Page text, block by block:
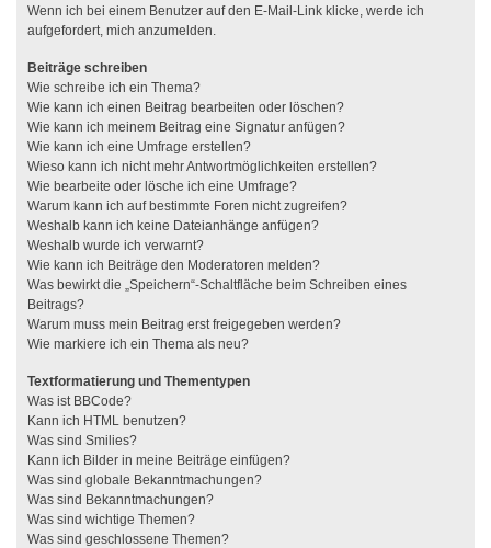
Wenn ich bei einem Benutzer auf den E-Mail-Link klicke, werde ich
aufgefordert, mich anzumelden.
Beiträge schreiben
Wie schreibe ich ein Thema?
Wie kann ich einen Beitrag bearbeiten oder löschen?
Wie kann ich meinem Beitrag eine Signatur anfügen?
Wie kann ich eine Umfrage erstellen?
Wieso kann ich nicht mehr Antwortmöglichkeiten erstellen?
Wie bearbeite oder lösche ich eine Umfrage?
Warum kann ich auf bestimmte Foren nicht zugreifen?
Weshalb kann ich keine Dateianhänge anfügen?
Weshalb wurde ich verwarnt?
Wie kann ich Beiträge den Moderatoren melden?
Was bewirkt die „Speichern“-Schaltfläche beim Schreiben eines
Beitrags?
Warum muss mein Beitrag erst freigegeben werden?
Wie markiere ich ein Thema als neu?
Textformatierung und Thementypen
Was ist BBCode?
Kann ich HTML benutzen?
Was sind Smilies?
Kann ich Bilder in meine Beiträge einfügen?
Was sind globale Bekanntmachungen?
Was sind Bekanntmachungen?
Was sind wichtige Themen?
Was sind geschlossene Themen?